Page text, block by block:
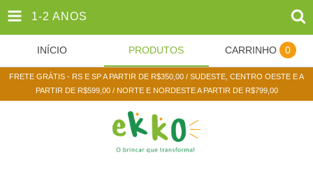
1-2 ANOS
INÍCIO PRODUTOS CARRINHO 0
FRETE GRÁTIS - RS E SP A PARTIR DE R$350,00 / SUDESTE, CENTRO OESTE E A
PARTIR DE R$599,00 / NORTE E NORDESTE A PARTIR DE R$799,00